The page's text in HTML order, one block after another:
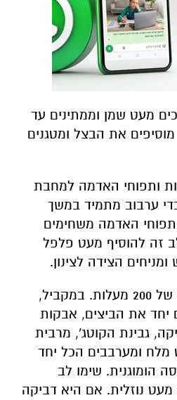
מעט שמן וממתינים עד
את הבצל ומטגנים
ותפוחי האדמה למחבת
ערבוב מתמיד במשך
שתפוחי האדמה משחימים
זה להוסיף מעט פלפל
הצידה לצינון.
3. מחממים תנור לחום של 200 מעלות. במקביל,
יחד את הביצים, אבקות
גבינת הקוטג', מרבית
מלח ומערבבים הכל יחד
הומוגנית. שימו לב
נוזלית. אם היא דביקה